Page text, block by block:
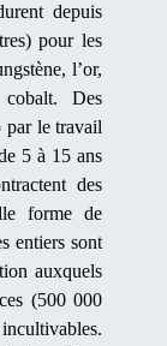
depuis
pour les
l’or,
Des
par le travail
5 à 15 ans
des
forme de
entiers sont
auxquels
(500 000
incultivables.